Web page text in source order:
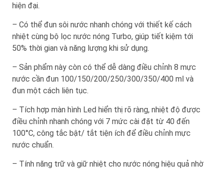
hiện đại.
– Có thể đun sôi nước nhanh chóng với thiết kế cách
nhiệt cùng bộ lọc nước nóng Turbo, giúp tiết kiệm tới
50% thời gian và năng lượng khi sử dụng.
– Sản phẩm này còn có thể dễ dàng điều chỉnh 8 mực
nước cần đun 100/150/200/250/300/350/400 ml và
đun một cách liên tục.
– Tích hợp màn hình Led hiển thị rõ ràng, nhiệt độ được
điều chỉnh nhanh chóng với 7 mức cài đặt từ 40 đến
100°C, công tắc bật/ tắt tiện ích để điều chỉnh mực
nước chuẩn.
– Tính năng trữ và giữ nhiệt cho nước nóng hiệu quả nhờ